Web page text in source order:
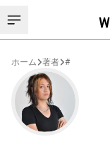
ホーム 著者 #